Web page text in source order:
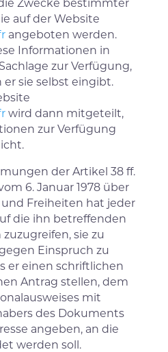
auf der Website
angeboten werden.
Informationen in
zur Verfügung,
sie selbst eingibt.
wird dann mitgeteilt,
zur Verfügung
der Artikel 38 ff.
6. Januar 1978 über
Freiheiten hat jeder
die ihn betreffenden
sie zu
Einspruch zu
er einen schriftlichen
Antrag stellen, dem
mit
des Dokuments
angeben, an die
werden soll.